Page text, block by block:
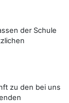
der Schule
zu den bei uns